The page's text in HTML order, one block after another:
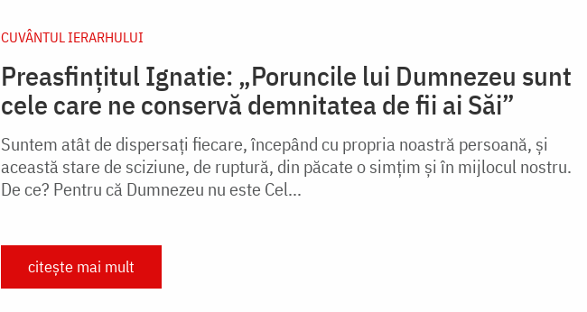
CUVÂNTUL IERARHULUI
Preasfinţitul Ignatie: „Poruncile lui Dumnezeu sunt
cele care ne conservă demnitatea de fii ai Săi”
Suntem atât de dispersați fiecare, începând cu propria noastră persoană, și
această stare de sciziune, de ruptură, din păcate o simțim și în mijlocul nostru.
De ce? Pentru că Dumnezeu nu este Cel...
citește mai mult